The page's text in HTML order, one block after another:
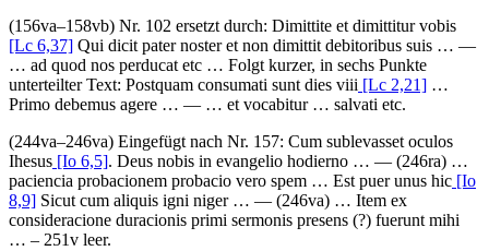
(156va–158vb) Nr. 102 ersetzt durch: Dimittite et dimittitur vobis
[Lc 6,37] Qui dicit pater noster et non dimittit debitoribus suis … —
… ad quod nos perducat etc … Folgt kurzer, in sechs Punkte
unterteilter Text: Postquam consumati sunt dies viii [Lc 2,21] …
Primo debemus agere … — … et vocabitur … salvati etc.
(244va–246va) Eingefügt nach Nr. 157: Cum sublevasset oculos
Ihesus [Io 6,5]. Deus nobis in evangelio hodierno … — (246ra) …
paciencia probacionem probacio vero spem … Est puer unus hic [Io
8,9] Sicut cum aliquis igni niger… — (246va) … Item ex
consideracione duracionis primi sermonis presens (?) fuerunt mihi
… – 251v leer.